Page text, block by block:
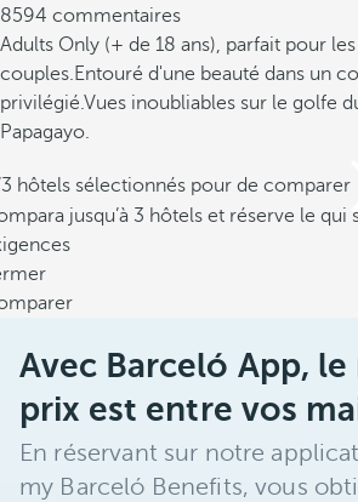
8594 commentaires
Adults Only (+ de 18 ans), parfait pour les
couples.Entouré d'une beauté dans un
privilégié.Vues inoubliables sur le golfe
Papagayo.
hôtels sélectionnés pour de comparer
jusqu’à 3 hôtels et réserve le qui
Avec Barceló App,
prix est entre vos
En réservant sur notre
my Barceló Benefits, vous